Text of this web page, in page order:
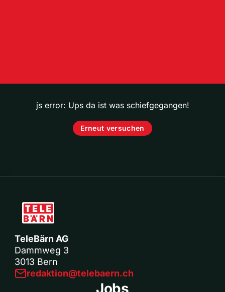
js error: Ups da ist was schiefgegangen!
Erneut versuchen
TeleBärn AG
Dammweg 3
3013 Bern
redaktion@telebaern.ch
Jobs